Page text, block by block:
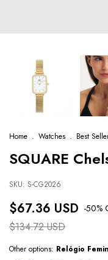
Home . Watches . Best
SQUARE
SKU: S-CG2026
$67.36 USD -50%
$134.72 USD
Other options: Relógio